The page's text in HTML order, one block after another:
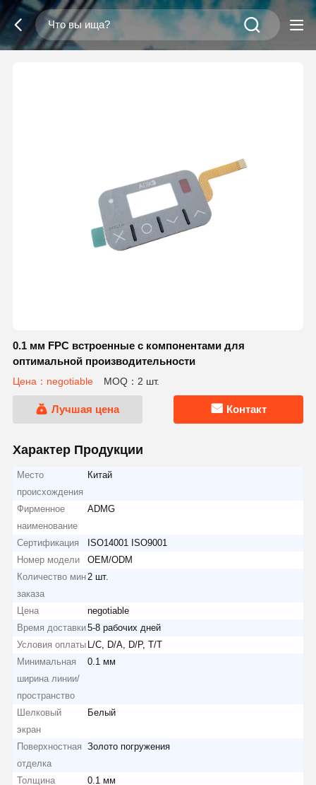
0.1 мм FPC встроенные с компонентами для
оптимальной производительности
Цена：negotiable MOQ：2 шт.
Лучшая цена Контакт
Характер Продукции
Место
происхождения
Китай
Фирменное
наименование
ADMG
Сертификация
ISO14001 ISO9001
Номер модели
OEM/ODM
Количество мин
заказа
2 шт.
Цена
negotiable
Время доставки5-8 рабочих дней
Условия оплаты L/C, D/A, D/P, T/T
Минимальная
ширина линии/
пространство
0.1 мм
Шелковый
экран
Белый
Поверхностная
отделка
Золото погружения
Толщина
0.1 мм